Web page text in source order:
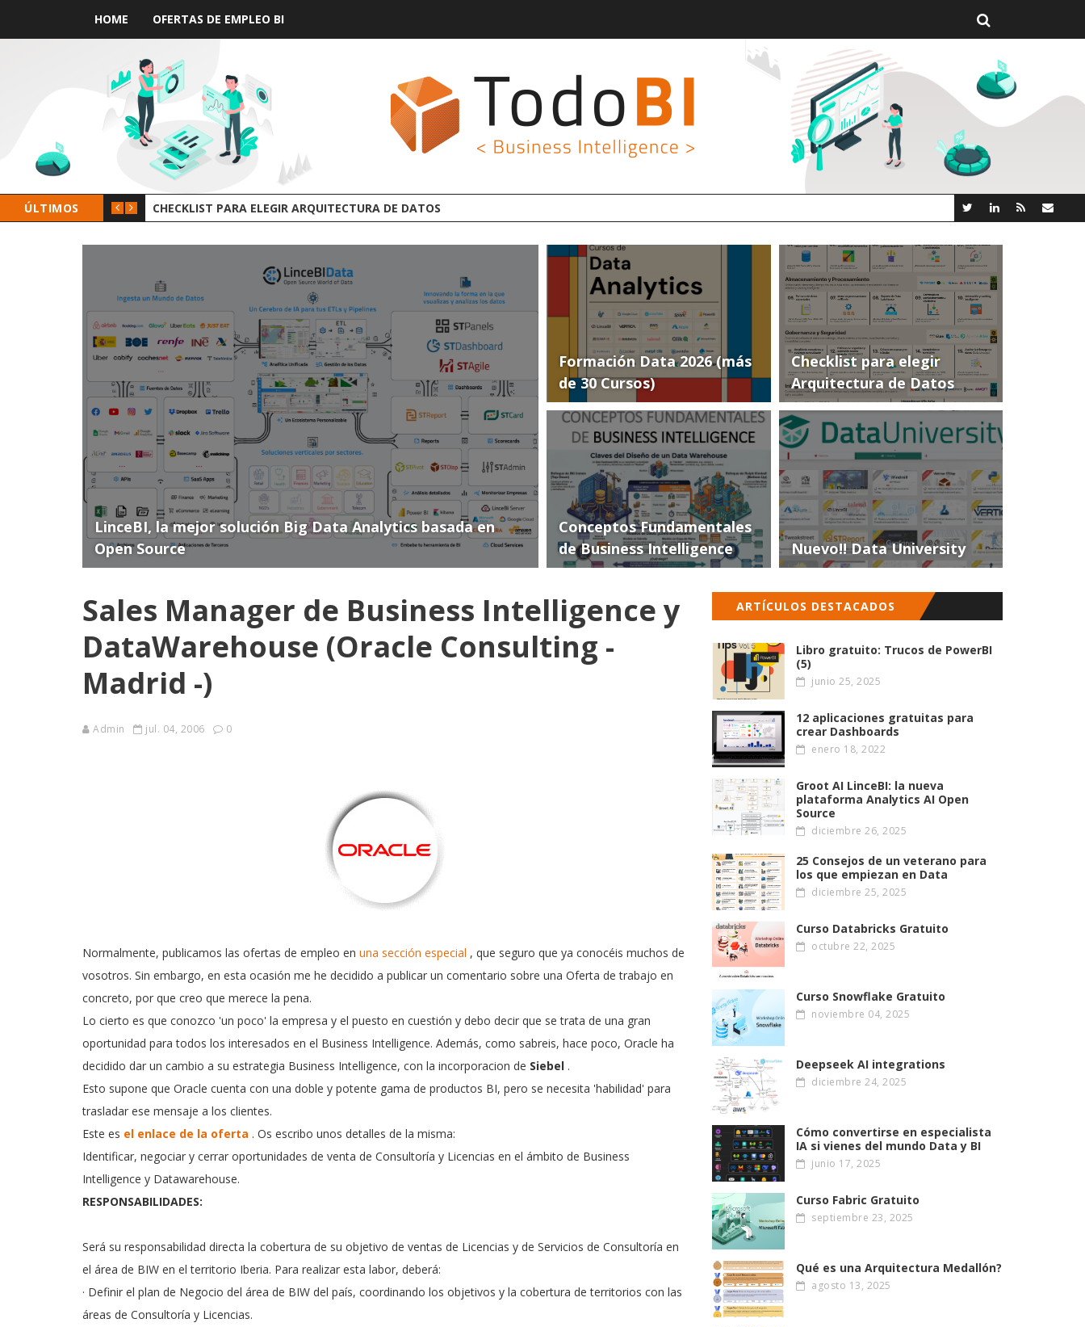
HOME OFERTAS DE EMPLEO BI
ÚLTIMOS
PARA ELEGIR ARQUITECTURA DE DATOS GROOT AI LINCEBI: LA NUEVA PLATAFORMA
LinceBI, la mejor solución Big Data Analytics basada en
Open Source
Formación Data 2026 (más
de 30 Cursos)
Checklist para elegir
Arquitectura de Datos
Conceptos Fundamentales
de Business Intelligence
Nuevo!! Data University
Sales Manager de Business Intelligence y
DataWarehouse (Oracle Consulting -
Madrid -)
Admin jul. 04, 2006 0
Normalmente, publicamos las ofertas de empleo en una sección especial , que seguro que ya conocéis muchos de
vosotros. Sin embargo, en esta ocasión me he decidido a publicar un comentario sobre una Oferta de trabajo en
concreto, por que creo que merece la pena.
Lo cierto es que conozco 'un poco' la empresa y el puesto en cuestión y debo decir que se trata de una gran
oportunidad para todos los interesados en el Business Intelligence. Además, como sabreis, hace poco, Oracle ha
decidido dar un cambio a su estrategia Business Intelligence, con la incorporacion de Siebel .
Esto supone que Oracle cuenta con una doble y potente gama de productos BI, pero se necesita 'habilidad' para
trasladar ese mensaje a los clientes.
Este es el enlace de la oferta . Os escribo unos detalles de la misma:
Identificar, negociar y cerrar oportunidades de venta de Consultoría y Licencias en el ámbito de Business
Intelligence y Datawarehouse.
RESPONSABILIDADES:
Será su responsabilidad directa la cobertura de su objetivo de ventas de Licencias y de Servicios de Consultoría en
el área de BIW en el territorio Iberia. Para realizar esta labor, deberá:
· Definir el plan de Negocio del área de BIW del país, coordinando los objetivos y la cobertura de territorios con las
áreas de Consultoría y Licencias.
ARTÍCULOS DESTACADOS
Libro gratuito: Trucos de PowerBI
(5)
junio 25, 2025
12 aplicaciones gratuitas para
crear Dashboards
enero 18, 2022
Groot AI LinceBI: la nueva
plataforma Analytics AI Open
Source
diciembre 26, 2025
25 Consejos de un veterano para
los que empiezan en Data
diciembre 25, 2025
Curso Databricks Gratuito
octubre 22, 2025
Curso Snowflake Gratuito
noviembre 04, 2025
Deepseek AI integrations
diciembre 24, 2025
Cómo convertirse en especialista
IA si vienes del mundo Data y BI
junio 17, 2025
Curso Fabric Gratuito
septiembre 23, 2025
Qué es una Arquitectura Medallón?
agosto 13, 2025